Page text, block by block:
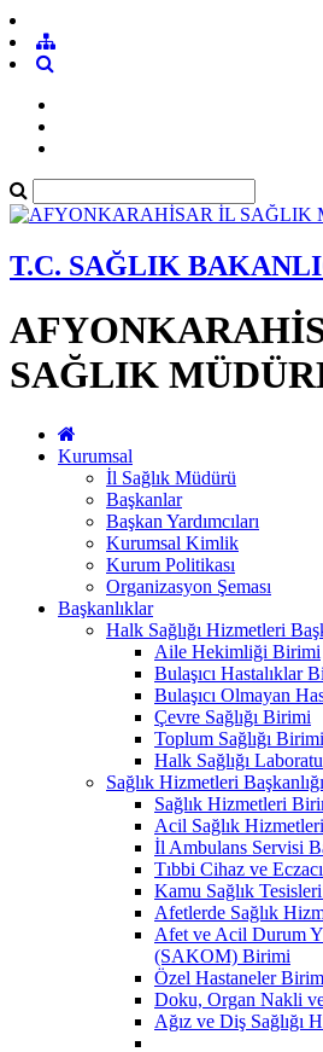
T.C. SAĞLIK
SAĞLIK
Kurumsal
İl Sağlık Müdürü
Başkanlar
Başkan Yardımcıları
Kurumsal Kimlik
Kurum Politikası
Organizasyon Şeması
Başkanlıklar
Halk Sağlığı Hizmetleri
Aile Hekimliği Birimi
Bulaşıcı Hastalıklar
Bulaşıcı Olmayan
Çevre Sağlığı Birimi
Toplum Sağlığı Birimi
Halk Sağlığı
Sağlık Hizmetleri Başkanlığı
Sağlık Hizmetleri
Acil Sağlık
İl Ambulans Servisi
Tıbbi Cihaz ve
Kamu Sağlık
Afetlerde Sağlık
Afet ve Acil Durum
(SAKOM) Birimi
Özel Hastaneler
Doku, Organ Nakli
Ağız ve Diş Sağlığı